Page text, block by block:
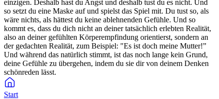
einzigen. Deshalb hast du Angst und deshalb tust du es nicht. Und
so setzt du eine Maske auf und spielst das Spiel mit. Du tust so, als
wäre nichts, als hättest du keine ablehnenden Gefühle. Und so
kommt es, dass du dich nicht an deiner tatsächlich erlebten Realität,
also an deiner gefühlten Körperempfindung orientierst, sondern an
der gedachten Realität, zum Beispiel: "Es ist doch meine Mutter!”
Und während das natürlich stimmt, ist das noch lange kein Grund,
deine Gefühle zu übergehen, indem du sie dir von deinem Denken
schönreden lässt.
Start